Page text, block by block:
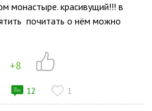
монастыре. красивущий!!! в
почитать о нём можно
+8
12 1